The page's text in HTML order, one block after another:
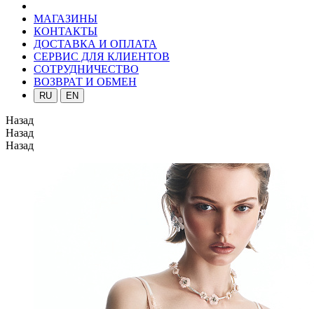
МАГАЗИНЫ
КОНТАКТЫ
ДОСТАВКА И ОПЛАТА
СЕРВИС ДЛЯ КЛИЕНТОВ
СОТРУДНИЧЕСТВО
ВОЗВРАТ И ОБМЕН
RU EN
Назад
Назад
Назад